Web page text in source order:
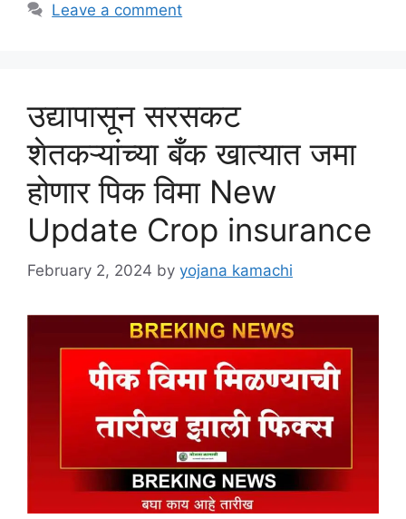
Leave a comment
उद्यापासून सरसकट
शेतकऱ्यांच्या बँक खात्यात जमा
होणार पिक विमा New
Update Crop insurance
February 2, 2024 by yojana kamachi